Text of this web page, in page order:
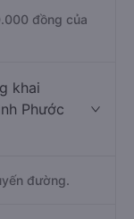
đồng của
khai
Phước
đường.